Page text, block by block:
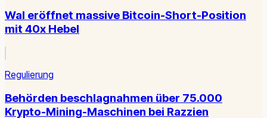
Wal eröffnet massive Bitcoin-Short-Position
mit 40x Hebel
Regulierung
Behörden beschlagnahmen über 75.000
Krypto-Mining-Maschinen bei Razzien